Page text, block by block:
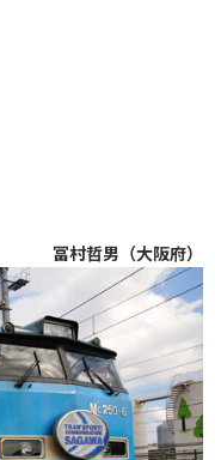
冨村哲男（大阪府）